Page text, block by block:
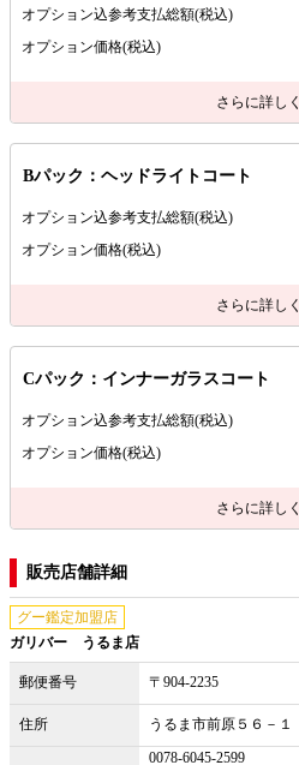
オプション込参考支払総額(税込)
オプション価格(税込)
さらに詳しく
Bパック：ヘッドライトコート
オプション込参考支払総額(税込)
オプション価格(税込)
さらに詳しく
Cパック：インナーガラスコート
オプション込参考支払総額(税込)
オプション価格(税込)
さらに詳しく
販売店舗詳細
グー鑑定加盟店
ガリバー うるま店
郵便番号 〒904-2235
住所
うるま市前原５６－１
0078-6045-2599